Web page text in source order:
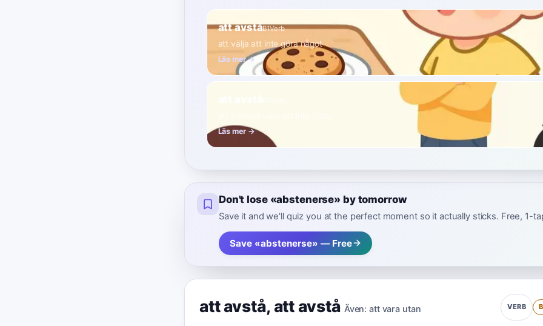
att avståB1Verb
att välja att inte göra något
Läs mer →
Läs mer →
Don't lose «abstenerse» by tomorrow
Save it and we'll quiz you at the perfect moment so it actually sticks. Free, 1-
Save «abstenerse» — Free
att avstå, att avstå Även: att vara utan VERB